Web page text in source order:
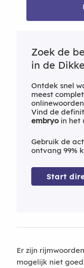
Zoek de
in de
Ontdek snel
meest
Vind de
embryoin het
Gebruik de
ontvang 99%
Start
Er zijn
mogelijk niet